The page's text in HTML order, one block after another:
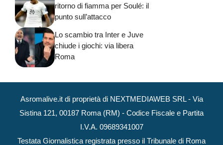
ritorno di fiamma per Soulé: il
punto sull’attacco
Lo scambio tra Inter e Juve
chiude i giochi: via libera
Roma
Asromalive.it di proprietà di NEXTMEDIAWEB SRL - Via
Sistina 121, 00187 Roma (RM) - Codice Fiscale e Partita
I.V.A. 09689341007
Testata Giornalistica registrata presso il Tribunale di Roma